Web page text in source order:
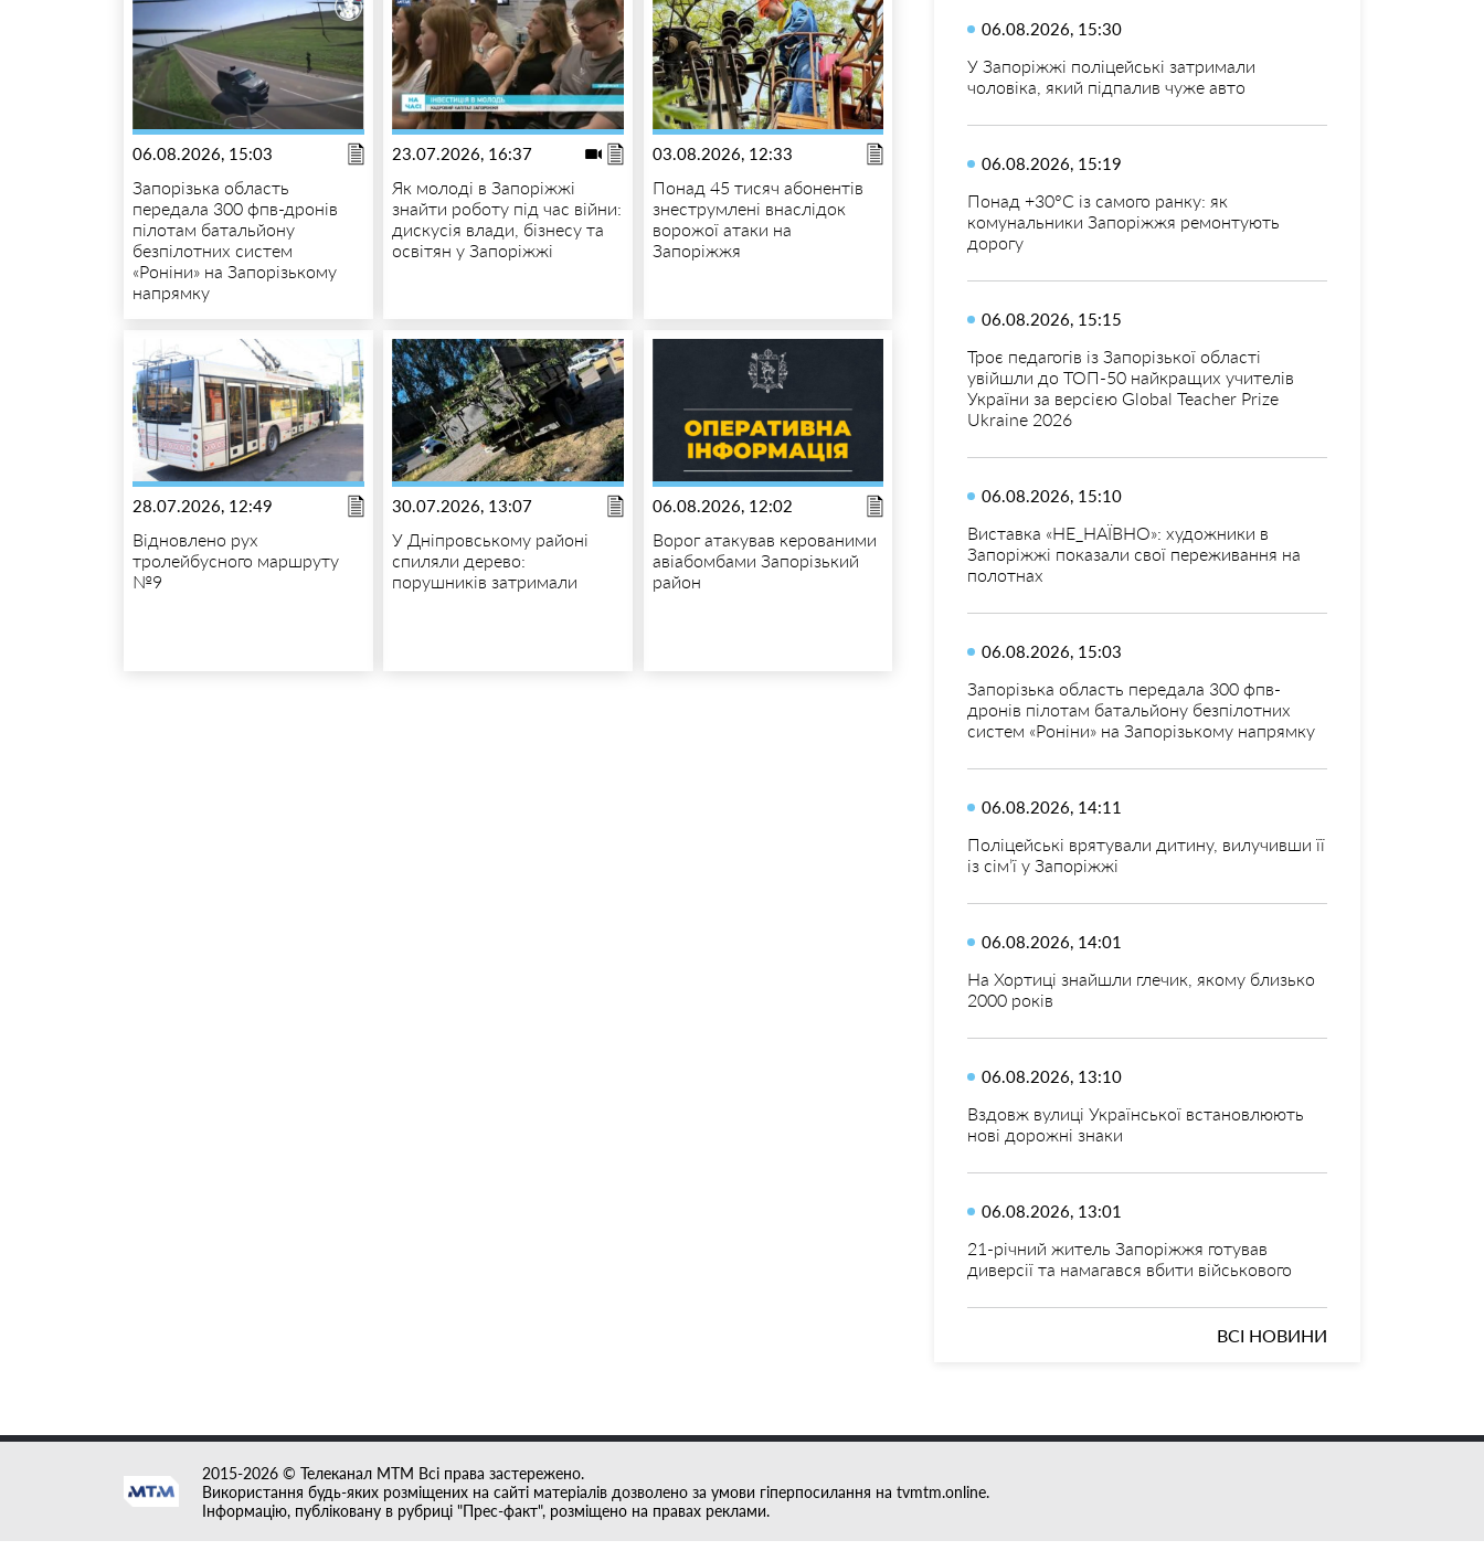
06.08.2026, 15:03
Запорізька область
передала 300 фпв-дронів
пілотам батальйону
безпілотних систем
«Роніни» на Запорізькому
напрямку
23.07.2026, 16:37
Як молоді в Запоріжжі
знайти роботу під час війни:
дискусія влади, бізнесу та
освітян у Запоріжжі
03.08.2026, 12:33
Понад 45 тисяч абонентів
знеструмлені внаслідок
ворожої атаки на
Запоріжжя
28.07.2026, 12:49
Відновлено рух
тролейбусного маршруту
№9
30.07.2026, 13:07
У Дніпровському районі
спиляли дерево:
порушників затримали
06.08.2026, 12:02
Ворог атакував керованими
авіабомбами Запорізький
район
06.08.2026, 15:30
У Запоріжжі поліцейські затримали
чоловіка, який підпалив чуже авто
06.08.2026, 15:19
Понад +30°C із самого ранку: як
комунальники Запоріжжя ремонтують
дорогу
06.08.2026, 15:15
Троє педагогів із Запорізької області
увійшли до ТОП-50 найкращих учителів
України за версією Global Teacher Prize
Ukraine 2026
06.08.2026, 15:10
Виставка «НЕ_НАЇВНО»: художники в
Запоріжжі показали свої переживання на
полотнах
06.08.2026, 15:03
Запорізька область передала 300 фпв-
дронів пілотам батальйону безпілотних
систем «Роніни» на Запорізькому напрямку
06.08.2026, 14:11
Поліцейські врятували дитину, вилучивши її
із сім’ї у Запоріжжі
06.08.2026, 14:01
На Хортиці знайшли глечик, якому близько
2000 років
06.08.2026, 13:10
Вздовж вулиці Української встановлюють
нові дорожні знаки
06.08.2026, 13:01
21-річний житель Запоріжжя готував
диверсії та намагався вбити військового
ВСІ НОВИНИ
2015-2026 © Телеканал MTM Всі права застережено.
Використання будь-яких розміщених на сайті матеріалів дозволено за умови гіперпосилання на tvmtm.online.
Інформацію, публіковану в рубриці "Прес-факт", розміщено на правах реклами.